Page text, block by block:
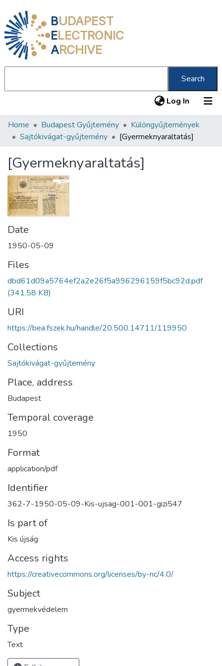
BUDAPEST
ELECTRONIC
ARCHIVE
Search
Log In (current)
Communities & Collections
Statistics
About us
Home Budapest Gyűjtemény
Különgyűjtemények
Sajtókivágat-gyűjtemény
[Gyermeknyaraltatás]
[Gyermeknyaraltatás]
Date
1950-05-09
Files
dbd61d09a5764ef2a2e26f5a996296159f5bc92d.pdf
(341.58 KB)
URI
https://bea.fszek.hu/handle/20.500.14711/119950
Collections
Sajtókivágat-gyűjtemény
Place, address
Budapest
Temporal coverage
1950
Format
application/pdf
Identifier
362-7-1950-05-09-Kis-ujsag-001-001-gizi547
Is part of
Kis újság
Access rights
https://creativecommons.org/licenses/by-nc/4.0/
Subject
gyermekvédelem
Type
Text